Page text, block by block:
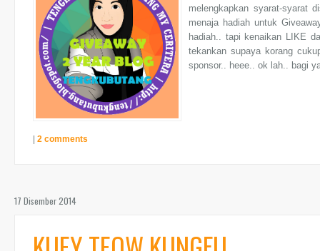
melengkapkan syarat-syarat
menaja hadiah untuk
hadiah.. tapi kenaikan LIKE
tekankan supaya korang
sponsor.. heee.. ok lah.. bagi
2 comments
17 Disember 2014